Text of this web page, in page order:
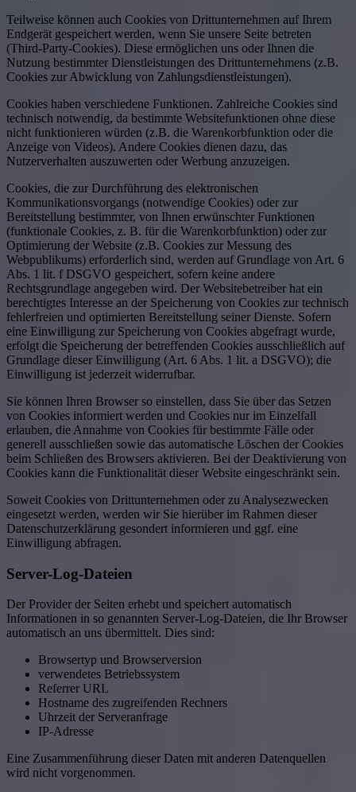
Teilweise können auch Cookies von Drittunternehmen auf Ihrem
Endgerät gespeichert werden, wenn Sie unsere Seite betreten
(Third-Party-Cookies). Diese ermöglichen uns oder Ihnen die
Nutzung bestimmter Dienstleistungen des Drittunternehmens (z.B.
Cookies zur Abwicklung von Zahlungsdienstleistungen).
Cookies haben verschiedene Funktionen. Zahlreiche Cookies sind
technisch notwendig, da bestimmte Websitefunktionen ohne diese
nicht funktionieren würden (z.B. die Warenkorbfunktion oder die
Anzeige von Videos). Andere Cookies dienen dazu, das
Nutzerverhalten auszuwerten oder Werbung anzuzeigen.
Cookies, die zur Durchführung des elektronischen
Kommunikationsvorgangs (notwendige Cookies) oder zur
Bereitstellung bestimmter, von Ihnen erwünschter Funktionen
(funktionale Cookies, z. B. für die Warenkorbfunktion) oder zur
Optimierung der Website (z.B. Cookies zur Messung des
Webpublikums) erforderlich sind, werden auf Grundlage von Art. 6
Abs. 1 lit. f DSGVO gespeichert, sofern keine andere
Rechtsgrundlage angegeben wird. Der Websitebetreiber hat ein
berechtigtes Interesse an der Speicherung von Cookies zur technisch
fehlerfreien und optimierten Bereitstellung seiner Dienste. Sofern
eine Einwilligung zur Speicherung von Cookies abgefragt wurde,
erfolgt die Speicherung der betreffenden Cookies ausschließlich auf
Grundlage dieser Einwilligung (Art. 6 Abs. 1 lit. a DSGVO); die
Einwilligung ist jederzeit widerrufbar.
Sie können Ihren Browser so einstellen, dass Sie über das Setzen
von Cookies informiert werden und Cookies nur im Einzelfall
erlauben, die Annahme von Cookies für bestimmte Fälle oder
generell ausschließen sowie das automatische Löschen der Cookies
beim Schließen des Browsers aktivieren. Bei der Deaktivierung von
Cookies kann die Funktionalität dieser Website eingeschränkt sein.
Soweit Cookies von Drittunternehmen oder zu Analysezwecken
eingesetzt werden, werden wir Sie hierüber im Rahmen dieser
Datenschutzerklärung gesondert informieren und ggf. eine
Einwilligung abfragen.
Server-Log-Dateien
Der Provider der Seiten erhebt und speichert automatisch
Informationen in so genannten Server-Log-Dateien, die Ihr Browser
automatisch an uns übermittelt. Dies sind:
Browsertyp und Browserversion
verwendetes Betriebssystem
Referrer URL
Hostname des zugreifenden Rechners
Uhrzeit der Serveranfrage
IP-Adresse
Eine Zusammenführung dieser Daten mit anderen Datenquellen
wird nicht vorgenommen.